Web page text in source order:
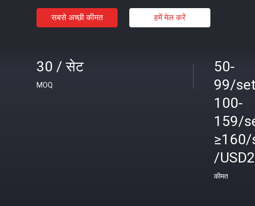
सबसे अच्छी कीमत हमें मेल करें
30 / सेट
MOQ
50-
99/
100-
159/
≥160/
/
कीमत